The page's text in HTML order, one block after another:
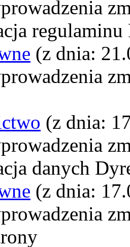
regulaminu
(z dnia:
(z dnia:
danych
(z dnia: